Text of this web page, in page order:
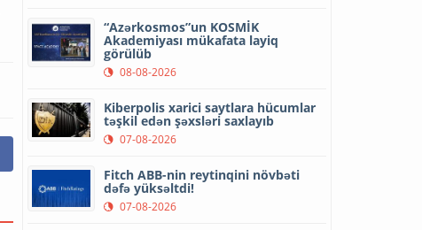
“Azərkosmos”un KOSMİK
Akademiyası mükafata layiq
görülüb
08-08-2026
Kiberpolis xarici saytlara hücumlar
təşkil edən şəxsləri saxlayıb
07-08-2026
Fitch ABB-nin reytinqini növbəti
dəfə yüksəltdi!
07-08-2026